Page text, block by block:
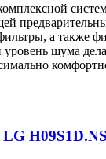
а также
шума
LG